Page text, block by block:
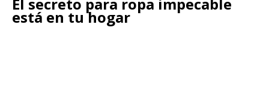
El secreto para ropa impecable
está en tu hogar